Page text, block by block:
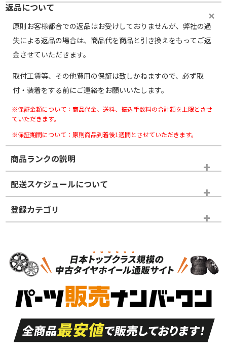
返品について
原則お客様都合での返品はお受けしておりませんが、弊社の過
失による返品の場合は、商品代を商品と引き換えをもってご返
金させていただきます。
取付工賃等、その他費用の保証は致しかねますので、必ず取
付・装着をする前にご連絡をお願いいたします。
※保証金額について：商品代金、送料、振込手数料の合計額を上限とさせ
ていただきます。
※保証期間について：原則商品到着後1週間とさせていただきます。
商品ランクの説明
※商品ランクは出品者の主観により判断しておりますので、あら
かじめご了承ください。
ホイールランク
S
品）
S
新車外し品（新古
付き
A
走行距離も少なく、
目立つ傷もほとんど
ない中古品
A
走行距離も少なく、
非常に状態の良い中
古品
配送スケジュールについて
登録カテゴリ
タイヤのみ